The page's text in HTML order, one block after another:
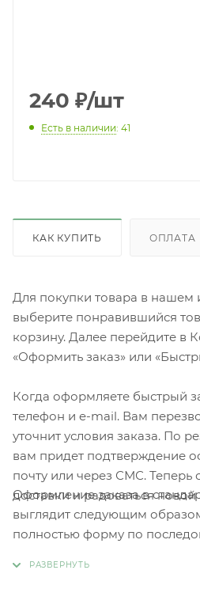
240 ₽/шт
Есть в наличии: 41
КАК КУПИТЬ ОПЛАТА
Для покупки товара в нашем
выберите понравившийся
корзину. Далее перейдите в
«Оформить заказ» или
Когда оформляете быстрый
телефон и e-mail. Вам
уточнит условия заказа. По
вам придет подтверждение
почту или через СМС. Теперь
доставки и радоваться новой
Оформление заказа в
выглядит следующим
полностью форму по